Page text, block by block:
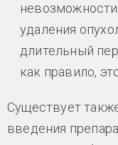
невозможности
удаления
длительный
как правило,
Существует
введения